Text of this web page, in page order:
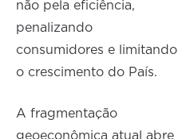
não pela eficiência,
penalizando
consumidores e limitando
o crescimento do País.
A fragmentação
geoeconômica atual abre